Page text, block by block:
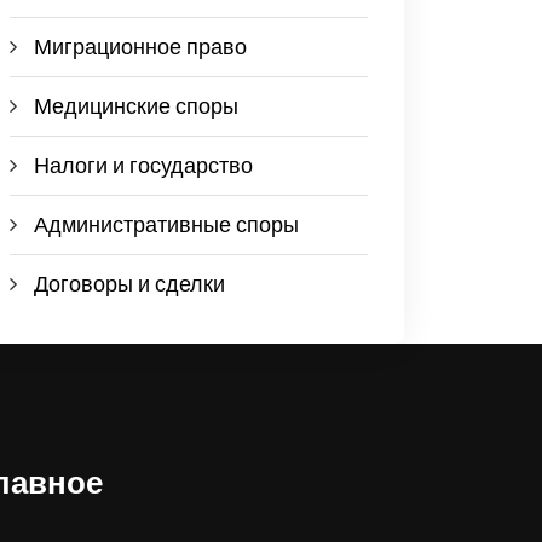
Миграционное право
Медицинские споры
Налоги и государство
Административные споры
Договоры и сделки